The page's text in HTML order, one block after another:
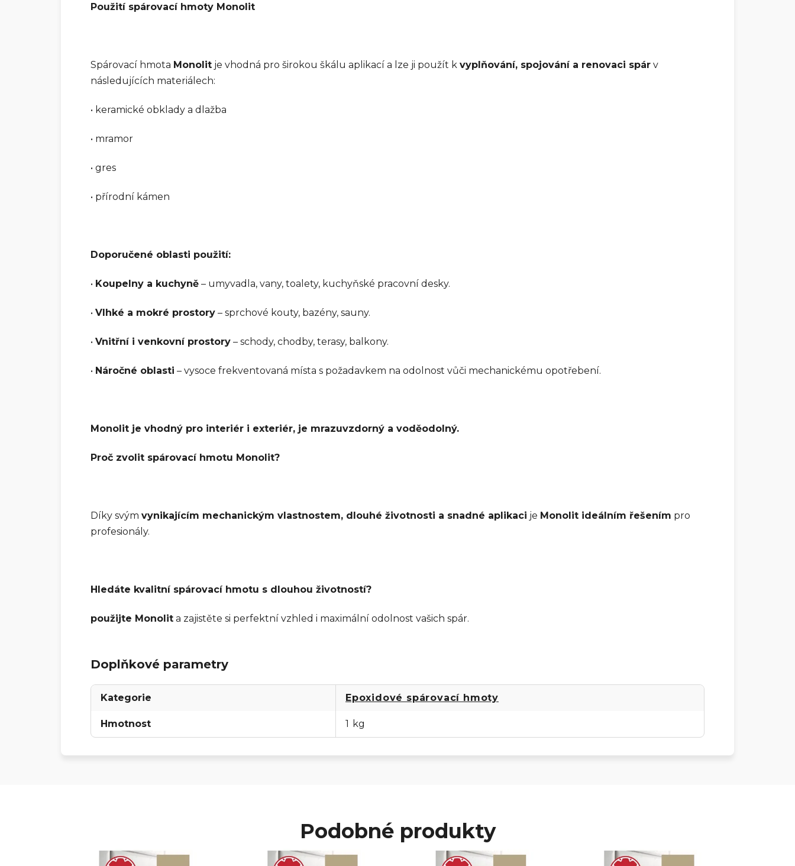
Použití spárovací hmoty Monolit
Spárovací hmota Monolit je vhodná pro širokou škálu aplikací a lze ji použít k vyplňování, spojování a renovaci spár v
následujících materiálech:
• keramické obklady a dlažba
• mramor
• gres
• přírodní kámen
Doporučené oblasti použití:
• Koupelny a kuchyně – umyvadla, vany, toalety, kuchyňské pracovní desky.
• Vlhké a mokré prostory – sprchové kouty, bazény, sauny.
• Vnitřní i venkovní prostory – schody, chodby, terasy, balkony.
• Náročné oblasti – vysoce frekventovaná místa s požadavkem na odolnost vůči mechanickému opotřebení.
Monolit je vhodný pro interiér i exteriér, je mrazuvzdorný a voděodolný.
Proč zvolit spárovací hmotu Monolit?
Díky svým vynikajícím mechanickým vlastnostem, dlouhé životnosti a snadné aplikaci je Monolit ideálním řešením pro
profesionály.
Hledáte kvalitní spárovací hmotu s dlouhou životností?
použijte Monolit a zajistěte si perfektní vzhled i maximální odolnost vašich spár.
Doplňkové parametry
Kategorie Epoxidové spárovací hmoty
Hmotnost 1 kg
Podobné produkty